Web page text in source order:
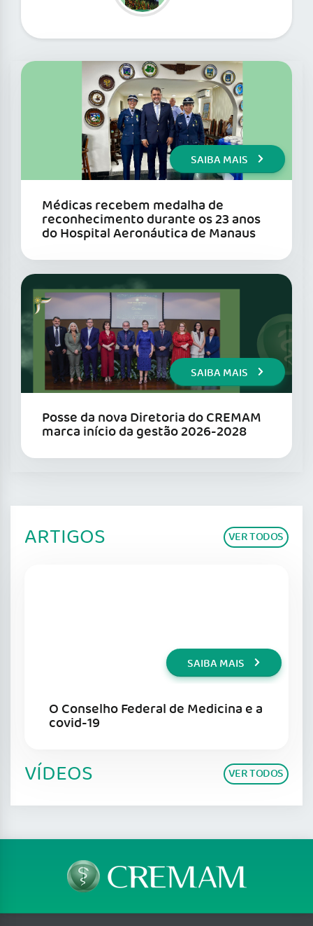
SAIBA MAIS
Médicas recebem medalha de
reconhecimento durante os 23 anos
do Hospital Aeronáutica de Manaus
SAIBA MAIS
Posse da nova Diretoria do CREMAM
marca início da gestão 2026-2028
ARTIGOS VER TODOS
SAIBA MAIS
O Conselho Federal de Medicina e a
covid-19
VÍDEOS VER TODOS